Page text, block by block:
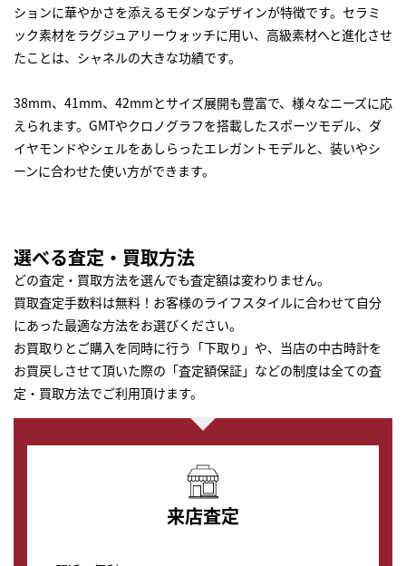
ションに華やかさを添えるモダンなデザインが特徴です。セラミ
ック素材をラグジュアリーウォッチに用い、高級素材へと進化させ
たことは、シャネルの大きな功績です。
38mm、41mm、42mmとサイズ展開も豊富で、様々なニーズに応
えられます。GMTやクロノグラフを搭載したスポーツモデル、ダ
イヤモンドやシェルをあしらったエレガントモデルと、装いやシ
ーンに合わせた使い方ができます。
選べる査定・買取方法
どの査定・買取方法を選んでも査定額は変わりません。
買取査定手数料は無料！お客様のライフスタイルに合わせて自分
にあった最適な方法をお選びください。
お買取りとご購入を同時に行う「下取り」や、当店の中古時計を
お買戻しさせて頂いた際の「査定額保証」などの制度は全ての査
定・買取方法でご利用頂けます。
来店査定